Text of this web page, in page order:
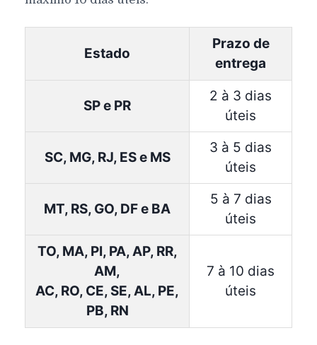
Estado
Prazo de
entrega
SP e PR
2 à 3 dias
úteis
SC, MG, RJ, ES e MS
3 à 5 dias
úteis
MT, RS, GO, DF e BA
5 à 7 dias
úteis
TO, MA, PI, PA, AP, RR,
AM,
AC, RO, CE, SE, AL, PE,
PB, RN
7 à 10 dias
úteis